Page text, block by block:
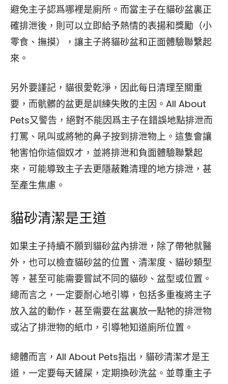
避免主子認爲哪裡是廁所。而當主子在貓砂盆裏正
確排泄後，則可以立即給予熱情的表揚和獎勵（小
零食、撫摸），讓主子將貓砂盆和正面體驗聯繫起
來。
另外要謹記，貓很愛乾淨，因此每日清理至關重
要，而骯髒的盆更是訓練失敗的主因。All About
Pets又警告，絕對不能因爲主子在錯誤地點排泄而
打罵、吼叫或將牠的鼻子按到排泄物上。這隻會讓
牠害怕你這個奴才，並將排泄和負面體驗聯繫起
來，可能導致主子去更隱蔽難清理的地方排泄，甚
至產生焦慮。
貓砂清潔是王道
如果主子持續不願到貓砂盆內排泄，除了帶牠就醫
外，也可以檢查貓砂盆的位置、清潔度、貓砂類型
等，甚至可能需要嘗試不同的貓砂、盆型或位置。
總而言之，一定要耐心地引導，包括多重複將主子
放入盆的動作，甚至需要在盆裏放一點牠的排泄物
或沾了排泄物的紙巾，引導牠知道廁所位置。
總體而言，All About Pets指出，貓砂清潔才是王
道，一定要每天鏟屎，定期換砂洗盆。並尊重主子